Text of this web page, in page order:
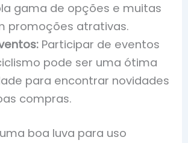
gama de opções e muitas
promoções atrativas.
Participar de eventos
pode ser uma ótima
para encontrar novidades
compras.
boa luva para uso